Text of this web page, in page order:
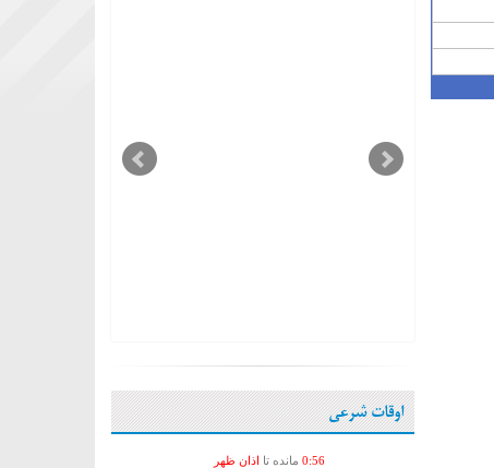
اوقات شرعی
0:56 مانده تا اذان ظهر